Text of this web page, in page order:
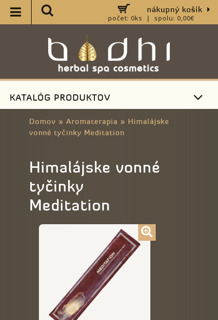
nákupný košík
počet: 0ks | spolu: 0,00€
KATALÓG PRODUKTOV
Domov » Aromaterapia » Himalájske
vonné tyčinky Meditation
Himalájske vonné
tyčinky
Meditation